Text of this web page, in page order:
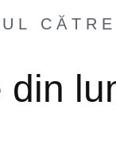
CĂTRE
din